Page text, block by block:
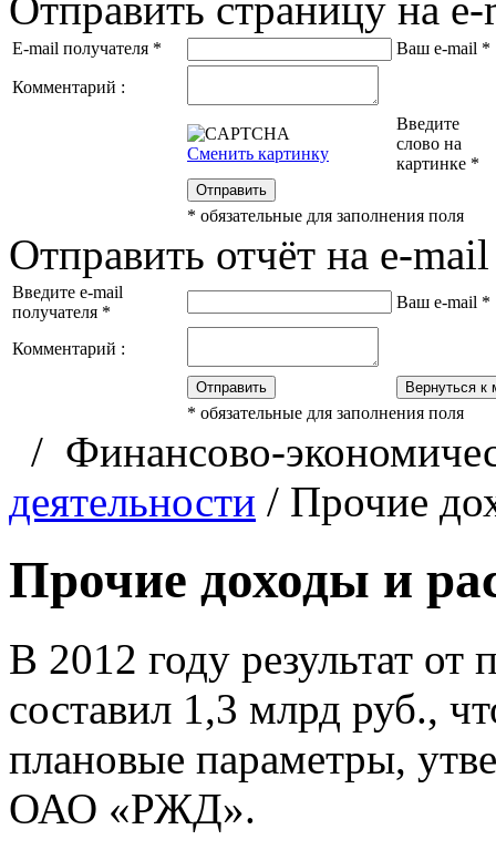
E-mail получателя * Ваш e-mail *
Комментарий :
Сменить картинку
Введите
слово на
картинке *
Отправить
* обязательные для заполнения поля
Отправить отчёт на e-mail
Введите e-mail
получателя *
Ваш e-mail *
Комментарий :
Отправить Вернуться к
* обязательные для заполнения поля
/ Финансово-
деятельности / Прочие
Прочие доходы и
В 2012 году результат от
составил 1,3 млрд руб.,
плановые параметры,
ОАО «РЖД».